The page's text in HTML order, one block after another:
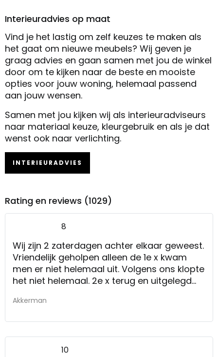
Interieuradvies op maat
Vind je het lastig om zelf keuzes te maken als
het gaat om nieuwe meubels? Wij geven je
graag advies en gaan samen met jou de winkel
door om te kijken naar de beste en mooiste
opties voor jouw woning, helemaal passend
aan jouw wensen.
Samen met jou kijken wij als interieuradviseurs
naar materiaal keuze, kleurgebruik en als je dat
wenst ook naar verlichting.
INTERIEURADVIES
Rating en reviews (1029)
8
Wij zijn 2 zaterdagen achter elkaar geweest.
Vriendelijk geholpen alleen de 1e x kwam
men er niet helemaal uit. Volgens ons klopte
het niet helemaal. 2e x terug en uitgelegd
Prima uitleg, verder geholpen en de bank
Akkerman
10